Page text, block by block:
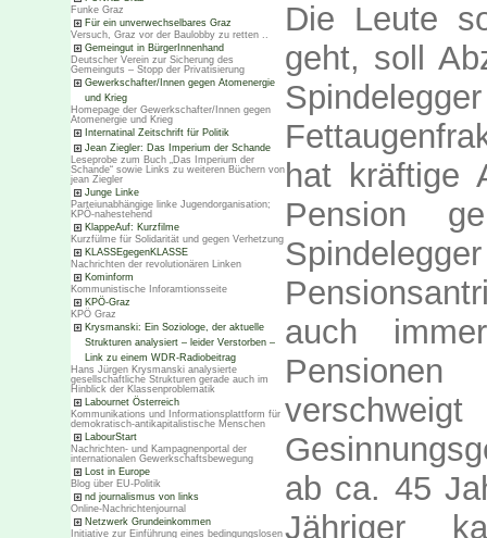
Funke Graz
Für ein unverwechselbares Graz
Versuch, Graz vor der Baulobby zu retten ..
Gemeingut in BürgerInnenhand
Deutscher Verein zur Sicherung des
Gemeinguts – Stopp der Privatisierung
Gewerkschafter/Innen gegen Atomenergie
und Krieg
Homepage der Gewerkschafter/Innen gegen
Atomenergie und Krieg
Internatinal Zeitschrift für Politik
Jean Ziegler: Das Imperium der Schande
Leseprobe zum Buch „Das Imperium der
Schande“ sowie Links zu weiteren Büchern von
jean Ziegler
Junge Linke
Parteiunabhängige linke Jugendorganisation;
KPÖ-nahestehend
KlappeAuf: Kurzfilme
Kurzfülme für Solidarität und gegen Verhetzung
KLASSEgegenKLASSE
Nachrichten der revolutionären Linken
Kominform
Kommunistische Inforamtionsseite
KPÖ-Graz
KPÖ Graz
Krysmanski: Ein Soziologe, der aktuelle
Strukturen analysiert – leider Verstorben –
Link zu einem WDR-Radiobeitrag
Hans Jürgen Krysmanski analysierte
gesellschaftliche Strukturen gerade auch im
Hinblick der Klassenproblematik
Labournet Österreich
Kommunikations und Informationsplattform für
demokratisch-antikapitalistische Menschen
LabourStart
Nachrichten- und Kampagnenportal der
internationalen Gewerkschaftsbewegung
Lost in Europe
Blog über EU-Politik
nd journalismus von links
Online-Nachrichtenjournal
Netzwerk Grundeinkommen
Initiative zur Einführung eines bedingungslosen
Die Leute
geht, soll
hat kräftige
Pension
auch
ab ca. 45
Jähriger